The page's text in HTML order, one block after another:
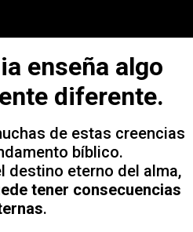
enseña algo
diferente.
de estas creencias
bíblico.
destino eterno del alma,
tener consecuencias
.